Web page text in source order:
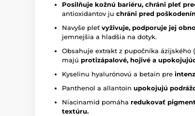
Posilňuje kožnú bariéru, chráni pleť
antioxidantov ju chráni pred
Navyše pleť vyživuje, podporuje jej
jemnejšia a hladšia na dotyk.
Obsahuje extrakt z pupočníka ázijského
majú protizápalové, hojivé a
Kyselinu hyalurónovú a betain pre
Panthenol a allantoin upokojujú
Niacinamid pomáha redukovať
textúru.